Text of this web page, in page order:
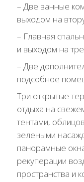
– Две ванные
выходом на
– Главная
и выходом на
– Две
подсобное
Три открытые
отдыха на
тентами,
зелеными
панорамные
рекуперации
пространства и